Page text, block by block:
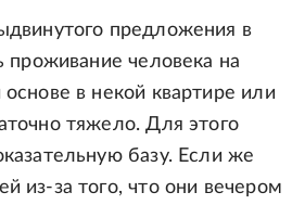
предложения в
проживание человека на
в некой квартире или
тяжело. Для этого
базу. Если же
из-за того, что они вечером